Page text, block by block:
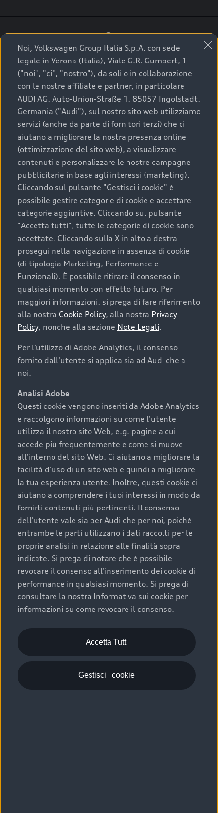
3
A breve verrai ricontattato dal Customer Care
Audi Center o direttamente dal Concessionario
che ti supporterà per finalizzare la tua richiesta.
La qualità di acquistare
un’auto usata Audi
Scegliere un’auto usata è una decisione che coniuga
convenienza, affidabilità e sostenibilità. Per fare un
acquisto sicuro, è essenziale considerare aspetti
determinanti come la garanzia inclusa e l’affidabilità del
marchio. Audi offre l’auto usata perfetta tramite Audi
Prima Scelta :plus
Cosa sapere prima di
acquistare la tua prossima
auto
I requisiti fondamentali da considerare prima di
acquistare un’auto usata, oltre al prezzo e all'aspetto,
chilometraggio: un valore contenuto corrisponde a
uno stato migliore del veicolo e a una maggiore
durata nel tempo;
cronologia dei tagliandi: una documentazione
completa della vettura certifica una manutenzione
costante e accurata;
condizioni della carrozzeria e degli interni: una
buona conservazione evidenzia cura e attenzione del
precedente proprietario;
efficienza meccanica: motore, trasmissione e
componenti principali in ottimo stato garantiscono
prestazioni affidabili e sicure.
Acquistare un’auto usata in una Concessionaria ufficiale
Audi che offre l’usato garantito tramite Audi Prima
Scelta :plus, significa affidarsi ad un prodotto che viene
sottoposto a 110 controlli approfonditi e coperto da
garanzia fino a 4 anni per una maggiore tutela del tuo
acquisto.
Noi, Volkswagen Group Italia S.p.A. con sede
legale in Verona (Italia), Viale G.R. Gumpert, 1
("noi", "ci", "nostro"), da soli o in collaborazione
con le nostre affiliate e partner, in particolare
AUDI AG, Auto-Union-Straße 1, 85057 Ingolstadt,
Germania ("Audi"), sul nostro sito web utilizziamo
servizi (anche da parte di fornitori terzi) che ci
aiutano a migliorare la nostra presenza online
(ottimizzazione del sito web), a visualizzare
contenuti e personalizzare le nostre campagne
pubblicitarie in base agli interessi (marketing).
Cliccando sul pulsante "Gestisci i cookie" è
possibile gestire categorie di cookie e accettare
categorie aggiuntive. Cliccando sul pulsante
"Accetta tutti", tutte le categorie di cookie sono
accettate. Cliccando sulla X in alto a destra
prosegui nella navigazione in assenza di cookie
(di tipologia Marketing, Performance e
Funzionali). È possibile ritirare il consenso in
qualsiasi momento con effetto futuro. Per
maggiori informazioni, si prega di fare riferimento
alla nostra Cookie Policy, alla nostra Privacy
Policy, nonché alla sezione Note Legali.
Per l'utilizzo di Adobe Analytics, il consenso
fornito dall'utente si applica sia ad Audi che a
noi.
Analisi Adobe
Questi cookie vengono inseriti da Adobe Analytics
e raccolgono informazioni su come l'utente
utilizza il nostro sito Web, e.g. pagine a cui
accede più frequentemente e come si muove
all'interno del sito Web. Ci aiutano a migliorare la
facilità d'uso di un sito web e quindi a migliorare
la tua esperienza utente. Inoltre, questi cookie ci
aiutano a comprendere i tuoi interessi in modo da
fornirti contenuti più pertinenti. Il consenso
dell'utente vale sia per Audi che per noi, poiché
entrambe le parti utilizzano i dati raccolti per le
proprie analisi in relazione alle finalità sopra
indicate. Si prega di notare che è possibile
revocare il consenso all'inserimento dei cookie di
performance in qualsiasi momento. Si prega di
consultare la nostra Informativa sui cookie per
informazioni su come revocare il consenso.
Accetta Tutti
Gestisci i cookie